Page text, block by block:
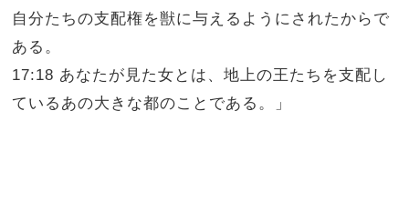
自分たちの支配権を獣に与えるようにされたからで
ある。
17:18 あなたが見た女とは、地上の王たちを支配し
ているあの大きな都のことである。」